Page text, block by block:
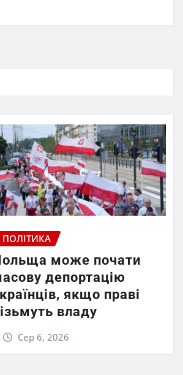
ПОЛІТИКА
може почати
депортацію
якщо праві
владу
Сер 6, 2026